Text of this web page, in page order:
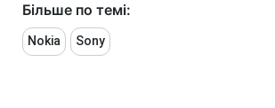
Більше по темі:
Nokia Sony